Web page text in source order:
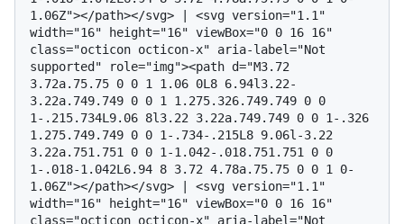
1.06Z"></path></svg> | <svg version="1.1"
width="16" height="16" viewBox="0 0 16 16"
class="octicon octicon-x" aria-label="Not
supported" role="img"><path d="M3.72
3.72a.75.75 0 0 1 1.06 0L8 6.94l3.22-
3.22a.749.749 0 0 1 1.275.326.749.749 0 0
1-.215.734L9.06 8l3.22 3.22a.749.749 0 0 1-.326
1.275.749.749 0 0 1-.734-.215L8 9.06l-3.22
3.22a.751.751 0 0 1-1.042-.018.751.751 0 0
1-.018-1.042L6.94 8 3.72 4.78a.75.75 0 0 1 0-
1.06Z"></path></svg> | <svg version="1.1"
width="16" height="16" viewBox="0 0 16 16"
class="octicon octicon-x" aria-label="Not